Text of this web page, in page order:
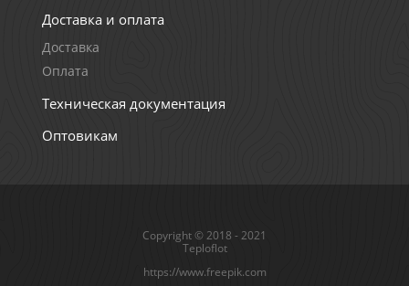
Доставка и оплата
Доставка
Оплата
Техническая документация
Оптовикам
Copyright © 2018 - 2021
Teploflot
https://www.freepik.com